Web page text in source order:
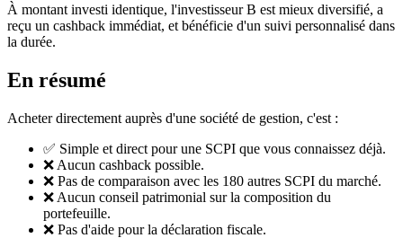
À montant investi identique, l'investisseur B est mieux diversifié, a
reçu un cashback immédiat, et bénéficie d'un suivi personnalisé dans
la durée.
En résumé
Acheter directement auprès d'une société de gestion, c'est :
✅ Simple et direct pour une SCPI que vous connaissez déjà.
❌ Aucun cashback possible.
❌ Pas de comparaison avec les 180 autres SCPI du marché.
❌ Aucun conseil patrimonial sur la composition du
portefeuille.
❌ Pas d'aide pour la déclaration fiscale.